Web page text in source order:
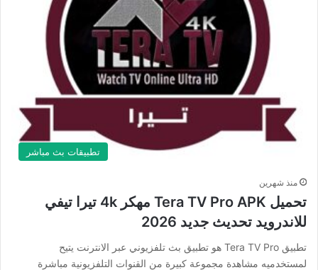
تطبيقات بث مباشر
منذ شهرين
تحميل Tera TV Pro APK مهكر 4k تيرا تيفي
للاندرويد تحديث جديد 2026
تطبيق Tera TV Pro هو تطبيق بث تلفزيوني عبر الانترنت يتيح
لمستخدميه مشاهدة مجموعة كبيرة من القنوات التلفزيونية مباشرة